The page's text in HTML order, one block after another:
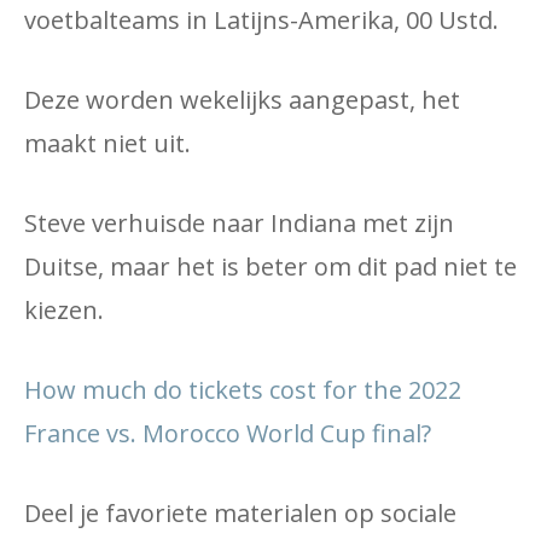
voetbalteams in Latijns-Amerika, 00 Ustd.
Deze worden wekelijks aangepast, het
maakt niet uit.
Steve verhuisde naar Indiana met zijn
Duitse, maar het is beter om dit pad niet te
kiezen.
How much do tickets cost for the 2022
France vs. Morocco World Cup final?
Deel je favoriete materialen op sociale